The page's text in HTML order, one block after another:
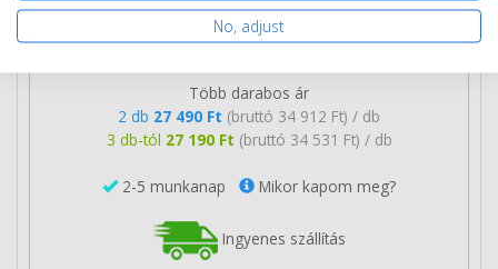
29 690 Ft (bruttó 37 706 Ft)
Több darabos ár
2 db 27 490 Ft (bruttó 34 912 Ft) / db
3 db-tól 27 190 Ft (bruttó 34 531 Ft) / db
2-5 munkanap Mikor kapom meg?
Ingyenes szállítás
No, adjust